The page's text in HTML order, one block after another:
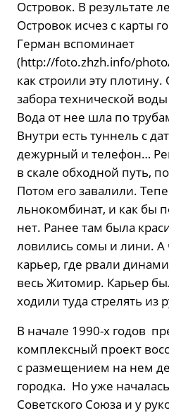
Островок. В результате
Островок исчез с карты
Герман вспоминает
(http://foto.zhzh.info/
как строили эту
забора технической
Вода от нее шла по
Внутри есть туннель с
дежурный и телефон…
в скале обходной путь,
Потом его завалили.
льнокомбинат, и как бы
нет. Ранее там была
ловились сомы и лини. А
карьер, где рвали
весь Житомир. Карьер
ходили туда стрелять из
В начале 1990-х годов
комплексный проект
с размещением на нем
городка. Но уже
Советского Союза и у